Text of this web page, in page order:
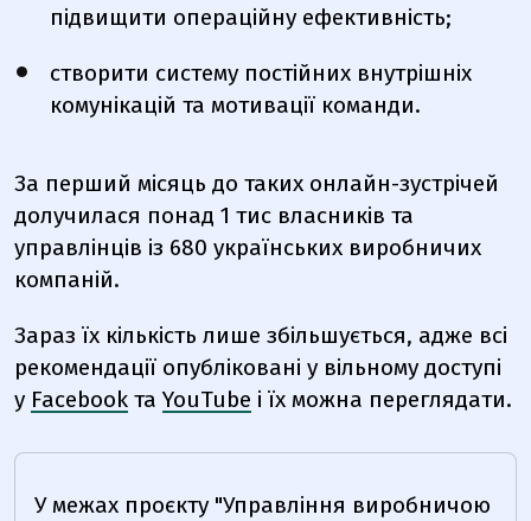
підвищити операційну ефективність;
створити систему постійних внутрішніх
комунікацій та мотивації команди.
За перший місяць до таких онлайн-зустрічей
долучилася понад 1 тис власників та
управлінців із 680 українських виробничих
компаній.
Зараз їх кількість лише збільшується, адже всі
рекомендації опубліковані у вільному доступі
у Facebook та YouTube і їх можна переглядати.
У межах проєкту "Управління виробничою